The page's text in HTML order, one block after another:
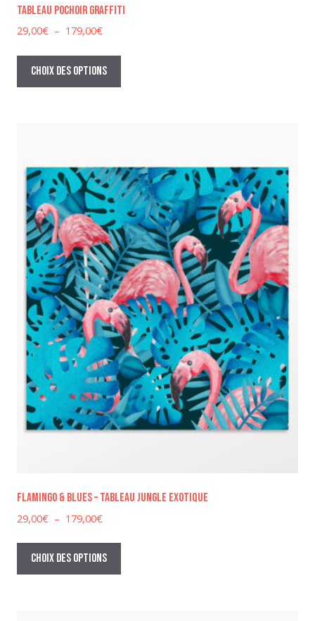
Tableau pochoir graffiti
29,00€ – 179,00€Plage
prix :
29,00€
à
Choix des options
Ce
a
peuvent
être
choisies
sur
la
page
du
produit
Flamingo & Blues – Tableau jungle exotique
29,00€ – 179,00€Plage
prix :
29,00€
à
Choix des options
Ce
a